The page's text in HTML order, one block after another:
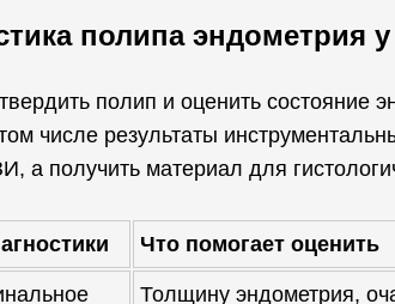
полипа эндометрия
полип и оценить состояние
числе результаты
а получить материал для
Что помогает оценить
Толщину эндометрия,